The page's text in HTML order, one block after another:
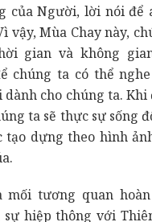
của Người, lời nói để
vậy, Mùa Chay này,
gian và không
chúng ta có thể
cho chúng ta. Khi
ta sẽ thực sự sống
tạo dựng theo hình
mối tương quan
sự hiệp thông với